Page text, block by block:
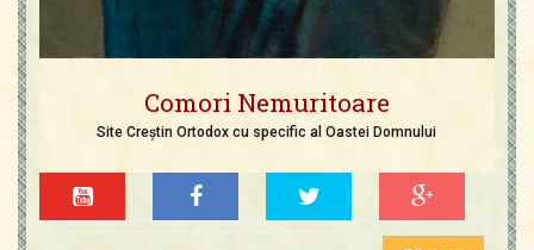
Comori Nemuritoare
Site Creștin Ortodox cu specific al Oastei Domnului